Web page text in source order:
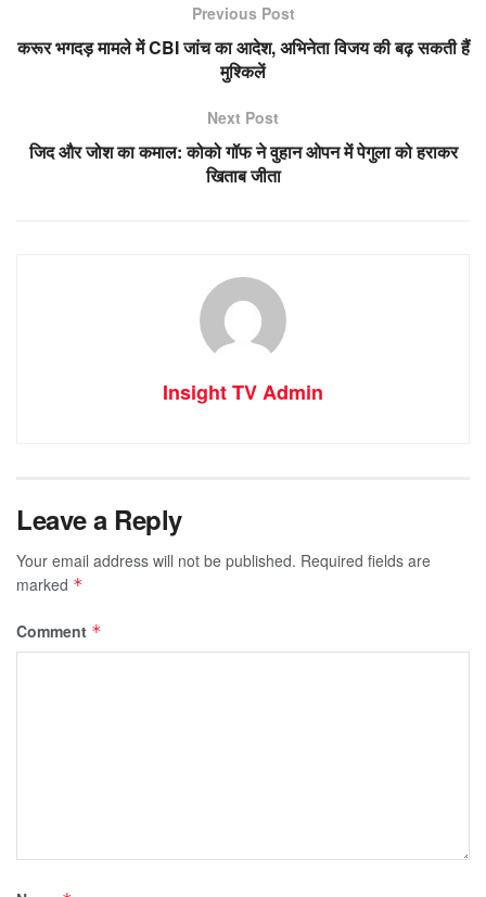
Previous Post
करूर भगदड़ मामले में CBI जांच का आदेश, अभिनेता विजय की बढ़ सकती हैं
मुश्किलें
Next Post
जिद और जोश का कमाल: कोको गॉफ ने वुहान ओपन में पेगुला को हराकर
खिताब जीता
Insight TV Admin
Leave a Reply
Your email address will not be published. Required fields are
marked *
Comment *